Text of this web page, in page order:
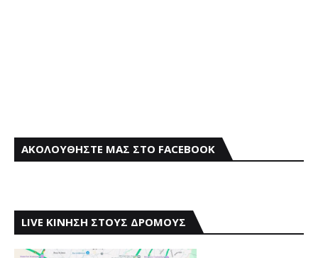
ΑΚΟΛΟΥΘΗΣΤΕ ΜΑΣ ΣΤΟ FACEBOOK
LIVE ΚΙΝΗΣΗ ΣΤΟΥΣ ΔΡΟΜΟΥΣ